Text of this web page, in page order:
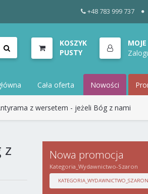
+48 783 999 737
KOSZYK
PUSTY
Cała oferta Nowości
z wersetem - jeżeli Bóg z nami
z Nowa promocja
Kategoria_Wydawnictwo-Szaron
KATEGORIA_WYDAWNICTWO_SZARON